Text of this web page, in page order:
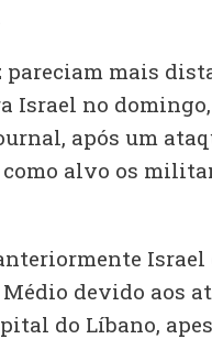
mais
Israel no
após um
alvo os
devido aos
do Líbano,